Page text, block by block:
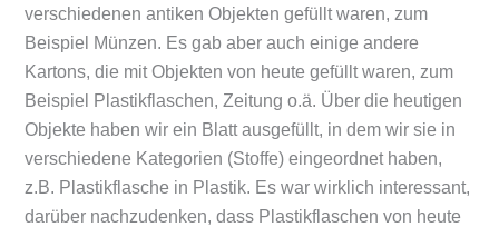
verschiedenen antiken Objekten gefüllt waren, zum
Beispiel Münzen. Es gab aber auch einige andere
Kartons, die mit Objekten von heute gefüllt waren, zum
Beispiel Plastikflaschen, Zeitung o.ä. Über die heutigen
Objekte haben wir ein Blatt ausgefüllt, in dem wir sie in
verschiedene Kategorien (Stoffe) eingeordnet haben,
z.B. Plastikflasche in Plastik. Es war wirklich interessant,
darüber nachzudenken, dass Plastikflaschen von heute